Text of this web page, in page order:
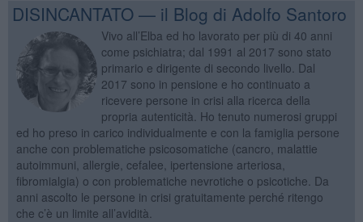
DISINCANTATO — il Blog di Adolfo Santoro
Vivo all’Elba ed ho lavorato per più di 40 anni
come psichiatra; dal 1991 al 2017 sono stato
primario e dirigente di secondo livello. Dal
2017 sono in pensione e ho continuato a
ricevere persone in crisi alla ricerca della
propria autenticità. Ho tenuto numerosi gruppi
ed ho preso in carico individualmente e con la famiglia persone
anche con problematiche psicosomatiche (cancro, malattie
autoimmuni, allergie, cefalee, ipertensione arteriosa,
fibromialgia) o con problematiche nevrotiche o psicotiche. Da
anni ascolto le persone in crisi gratuitamente perché ritengo
che c’è un limite all’avidità.